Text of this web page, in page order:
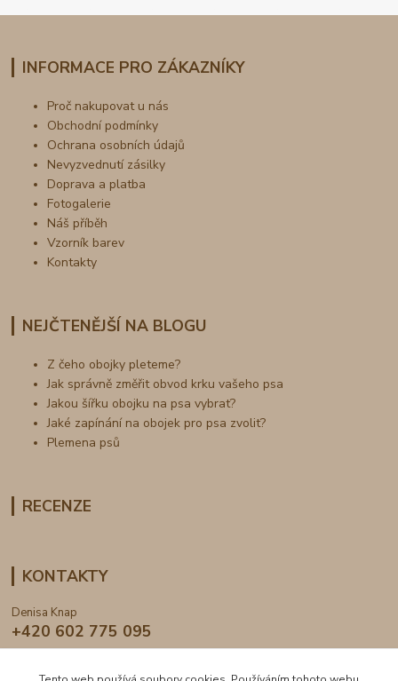
INFORMACE PRO ZÁKAZNÍKY
Proč nakupovat u nás
Obchodní podmínky
Ochrana osobních údajů
Nevyzvednutí zásilky
Doprava a platba
Fotogalerie
Náš příběh
Vzorník barev
Kontakty
NEJČTENĚJŠÍ NA BLOGU
Z čeho obojky pleteme?
Jak správně změřit obvod krku vašeho psa
Jakou šířku obojku na psa vybrat?
Jaké zapínání na obojek pro psa zvolit?
Plemena psů
RECENZE
KONTAKTY
Denisa Knap
+420 602 775 095